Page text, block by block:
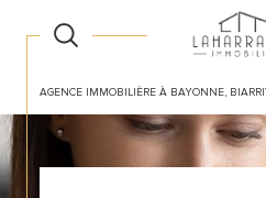
AGENCE IMMOBILIÈRE À BAYONNE,